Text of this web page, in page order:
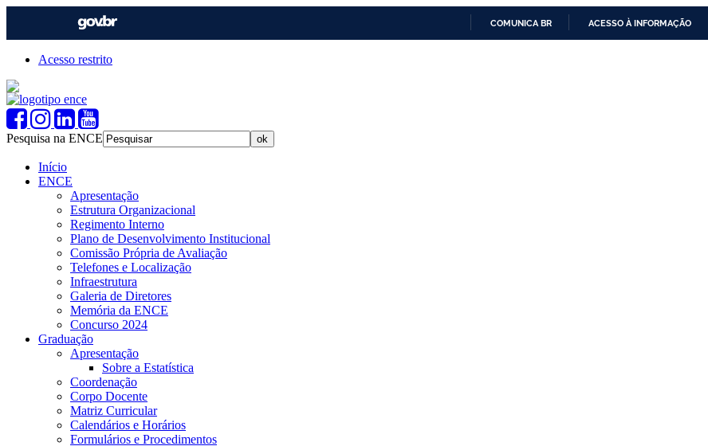
COMUNICA BR ACESSO À INFORMAÇÃO
Acesso restrito
Pesquisa na ENCE
Início
ENCE
Apresentação
Estrutura Organizacional
Regimento Interno
Plano de Desenvolvimento Institucional
Comissão Própria de Avaliação
Telefones e Localização
Infraestrutura
Galeria de Diretores
Memória da ENCE
Concurso 2024
Graduação
Apresentação
Sobre a Estatística
Coordenação
Corpo Docente
Matriz Curricular
Calendários e Horários
Formulários e Procedimentos